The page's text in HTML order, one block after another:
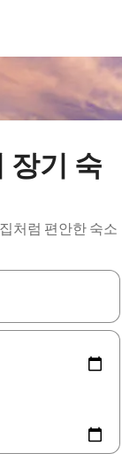
장기 숙
처럼 편안한 숙소
사용하거나 터치 또